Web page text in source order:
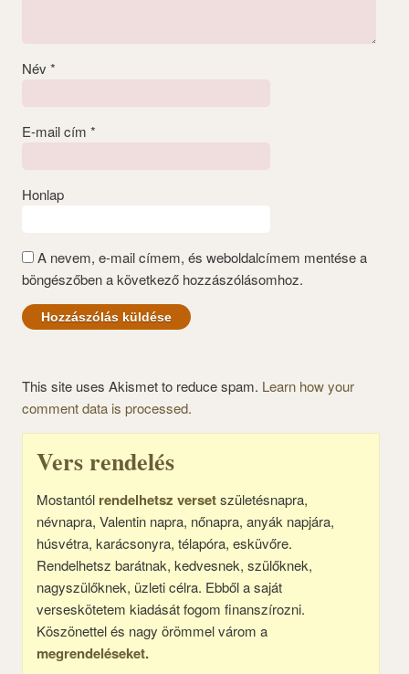
Név *
E-mail cím *
Honlap
A nevem, e-mail címem, és weboldalcímem mentése a
böngészőben a következő hozzászólásomhoz.
This site uses Akismet to reduce spam. Learn how your
comment data is processed.
Vers rendelés
Mostantól rendelhetsz versetszületésnapra,
névnapra, Valentin napra, nőnapra, anyák napjára,
húsvétra, karácsonyra, télapóra, esküvőre.
Rendelhetsz barátnak, kedvesnek, szülőknek,
nagyszülőknek, üzleti célra. Ebből a saját
verseskötetem kiadását fogom finanszírozni.
Köszönettel és nagy örömmel várom a
megrendeléseket.